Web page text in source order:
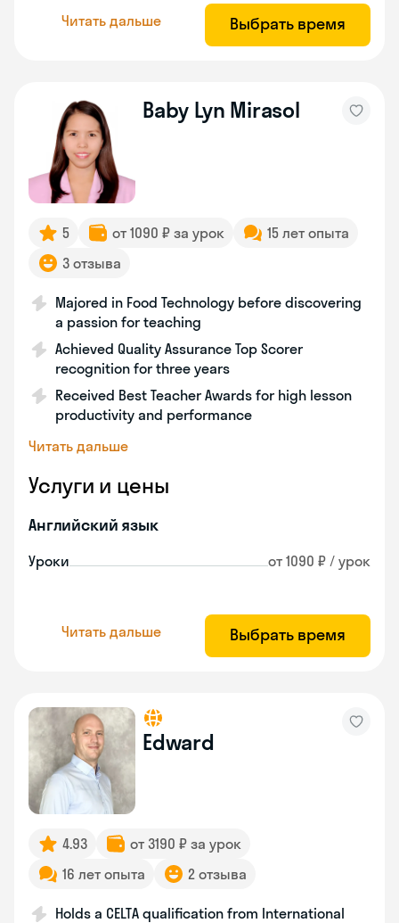
Читать дальше Выбрать время
Baby Lyn Mirasol
5 от 1090 ₽ за урок
15 лет опыта
3 отзыва
Majored in Food Technology before discovering
a passion for teaching
Achieved Quality Assurance Top Scorer
recognition for three years
Received Best Teacher Awards for high lesson
productivity and performance
Читать дальше
Услуги и цены
Английский язык
Уроки от 1090 ₽ / урок
Читать дальше Выбрать время
Edward
4.93
от 3190 ₽ за урок
16 лет опыта
2 отзыва
Holds a CELTA qualification from International